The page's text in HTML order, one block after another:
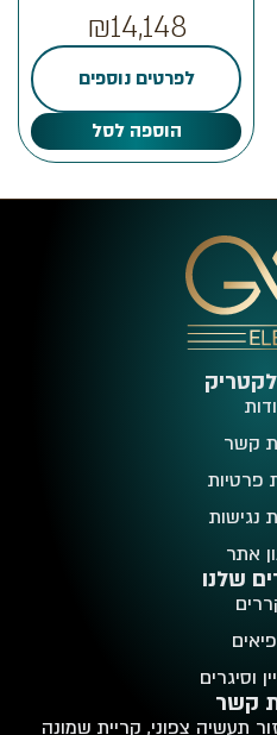
₪14,148
לפרטים נוספים
הוספה לסל
קשר
פרטיות
נגישות
אתר
שלנו
וסיגרים
קשר